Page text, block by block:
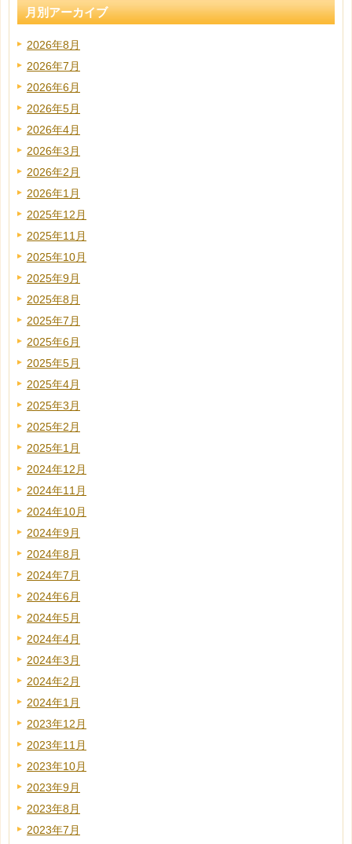
月別アーカイブ
2026年8月
2026年7月
2026年6月
2026年5月
2026年4月
2026年3月
2026年2月
2026年1月
2025年12月
2025年11月
2025年10月
2025年9月
2025年8月
2025年7月
2025年6月
2025年5月
2025年4月
2025年3月
2025年2月
2025年1月
2024年12月
2024年11月
2024年10月
2024年9月
2024年8月
2024年7月
2024年6月
2024年5月
2024年4月
2024年3月
2024年2月
2024年1月
2023年12月
2023年11月
2023年10月
2023年9月
2023年8月
2023年7月